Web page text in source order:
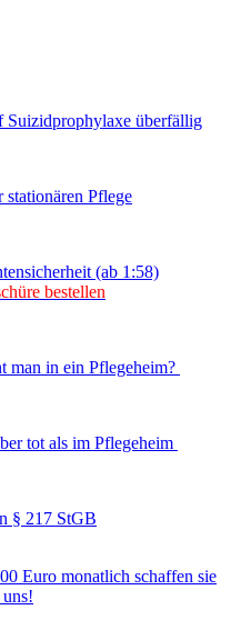
Suizidprophylaxe überfällig
stationären Pflege
(ab 1:58)
bestellen
man in ein Pflegeheim?
tot als im Pflegeheim
§ 217 StGB
Euro monatlich schaffen sie